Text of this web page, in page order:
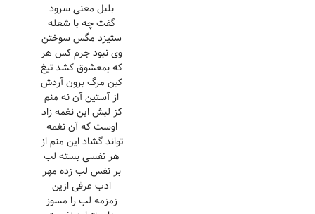
بلبل معنی سرود
گفت چه با شعله
ستیزد مگس سوختن
وی نبود جرم کس هر
که بمعشوق کشد تیغ
کین مرگ برون آردش
از آستین آن نه منم
کز لبش این نغمه زاد
اوست که آن نغمه
تواند گشاد این منم از
هر نفسی بسته لب
بر نفس لب زده مهر
ادب عرفی ازین
زمزمه لب را مسوز